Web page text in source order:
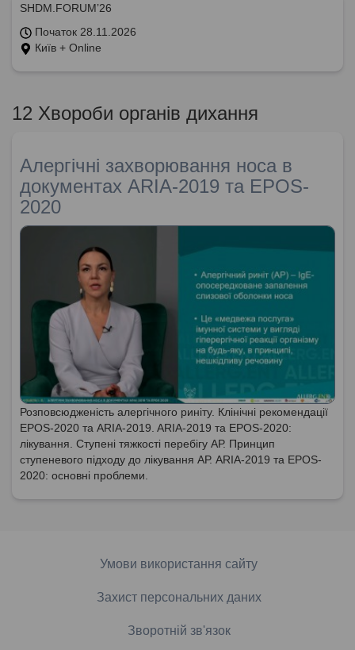
SHDM.FORUM’26
Початок 28.11.2026
Київ + Online
12 Хвороби органів дихання
Алергічні захворювання носа в
документах ARIA-2019 та EPOS-
2020
Розповсюдженість алергічного риніту. Клінічні рекомендації
EPOS-2020 та ARIA-2019. ARIA-2019 та EPOS-2020:
лікування. Ступені тяжкості перебігу АР. Принцип
ступеневого підходу до лікування АР. ARIA-2019 та EPOS-
2020: основні проблеми.
Умови використання сайту
Захист персональних даних
Зворотній зв'язок